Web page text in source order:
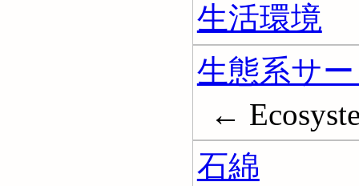
生活環境
生態系サ
←
石綿